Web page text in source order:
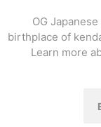
OG
birthplace of
Learn more